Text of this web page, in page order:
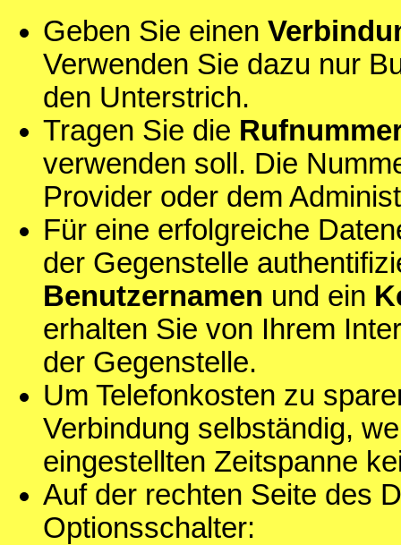
Geben Sie einen
Verwenden Sie dazu nur
den Unterstrich.
Tragen Sie die
verwenden soll. Die
Provider oder dem
Für eine erfolgreiche
der Gegenstelle
Benutzernamen und ein
erhalten Sie von Ihrem
der Gegenstelle.
Um Telefonkosten zu
Verbindung selbständig,
eingestellten Zeitspanne
Auf der rechten Seite des
Optionsschalter: